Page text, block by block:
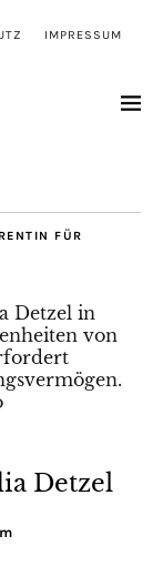
IMPRESSUM
FÜR
Detzel